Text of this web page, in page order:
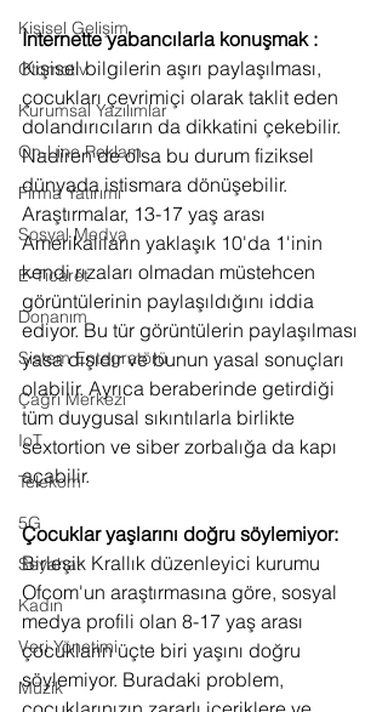
Kişisel Gelişim
Otomotiv
Kurumsal Yazılımlar
On-Line Reklam
Firma Yatırımı
Sosyal Medya
E-Ticaret
Donanım
Sistem Entegratörü
Çağrı Merkezi
IoT
Telekom
5G
Seyahat
Kadın
Veri Yönetimi
Müzik
İnternette yabancılarla konuşmak :
Kişisel bilgilerin aşırı paylaşılması,
çocukları çevrimiçi olarak taklit eden
dolandırıcıların da dikkatini çekebilir.
Nadiren de olsa bu durum fiziksel
dünyada istismara dönüşebilir.
Araştırmalar, 13-17 yaş arası
Amerikalıların yaklaşık 10'da 1'inin
kendi rızaları olmadan müstehcen
görüntülerinin paylaşıldığını iddia
ediyor. Bu tür görüntülerin paylaşılması
yasa dışıdır ve bunun yasal sonuçları
olabilir. Ayrıca beraberinde getirdiği
tüm duygusal sıkıntılarla birlikte
sextortion ve siber zorbalığa da kapı
açabilir.
Çocuklar yaşlarını doğru söylemiyor:
Birleşik Krallık düzenleyici kurumu
Ofcom'un araştırmasına göre, sosyal
medya profili olan 8-17 yaş arası
çocukların üçte biri yaşını doğru
söylemiyor. Buradaki problem,